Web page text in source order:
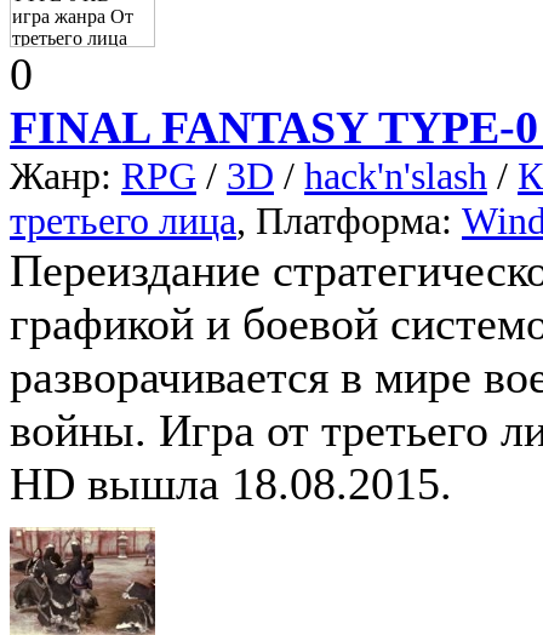
0
FINAL FANTASY TYPE-
Жанр: RPG / 3D / hack'n'slash /
третьего лица, Платформа:
Переиздание
графикой и боевой
разворачивается в мире
войны. Игра от третьего
HD вышла 18.08.2015.